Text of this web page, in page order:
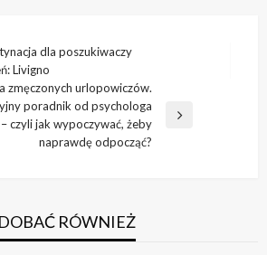
dla poszukiwaczy
Livigno
zmęczonych urlopowiczów.
poradnik od psychologa
czyli jak wypoczywać, żeby
naprawdę odpocząć?
RÓWNIEŻ